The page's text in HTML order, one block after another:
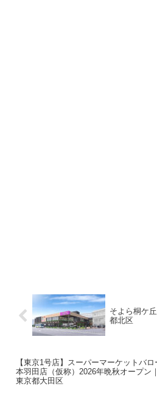
そよら桐ケ
都北区
【東京1号店】スーパーマーケットバロ
本羽田店（仮称）2026年晩秋オープン｜
東京都大田区